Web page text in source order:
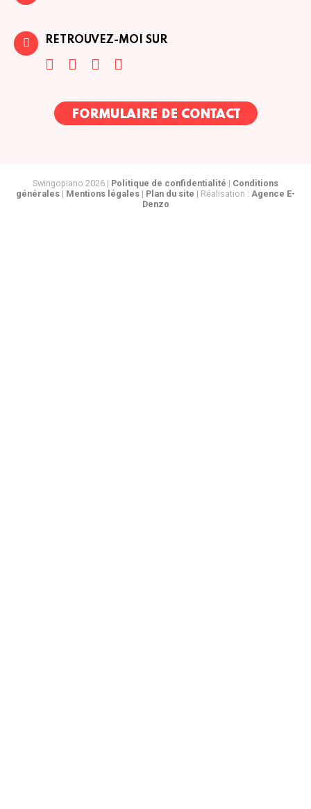
RETROUVEZ-MOI SUR
FORMULAIRE DE CONTACT
Swingopiano 2026 | Politique de confidentialité | Conditions
générales | Mentions légales | Plan du site | Réalisation : Agence E-
Denzo